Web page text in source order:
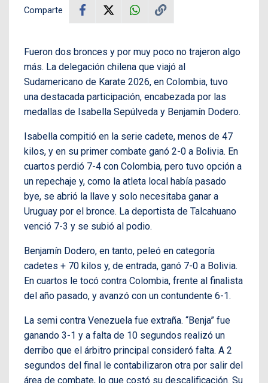
Comparte
Fueron dos bronces y por muy poco no trajeron algo
más. La delegación chilena que viajó al
Sudamericano de Karate 2026, en Colombia, tuvo
una destacada participación, encabezada por las
medallas de Isabella Sepúlveda y Benjamín Dodero.
Isabella compitió en la serie cadete, menos de 47
kilos, y en su primer combate ganó 2-0 a Bolivia. En
cuartos perdió 7-4 con Colombia, pero tuvo opción a
un repechaje y, como la atleta local había pasado
bye, se abrió la llave y solo necesitaba ganar a
Uruguay por el bronce. La deportista de Talcahuano
venció 7-3 y se subió al podio.
Benjamín Dodero, en tanto, peleó en categoría
cadetes + 70 kilos y, de entrada, ganó 7-0 a Bolivia.
En cuartos le tocó contra Colombia, frente al finalista
del año pasado, y avanzó con un contundente 6-1.
La semi contra Venezuela fue extraña. “Benja” fue
ganando 3-1 y a falta de 10 segundos realizó un
derribo que el árbitro principal consideró falta. A 2
segundos del final le contabilizaron otra por salir del
área de combate, lo que costó su descalificación. Su